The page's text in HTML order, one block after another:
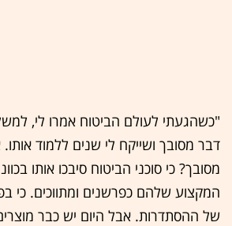
"כשהגעתי לעולם הביטוח אמרו לי,
דבר מסובך ושייקח לי שנים ללמוד
מסובך? כי סוכני הביטוח סיבכו אותו
המקצוע שלהם כפרשנים ומתווכים. כי
של ההסתדרות. אבל היום יש כבר